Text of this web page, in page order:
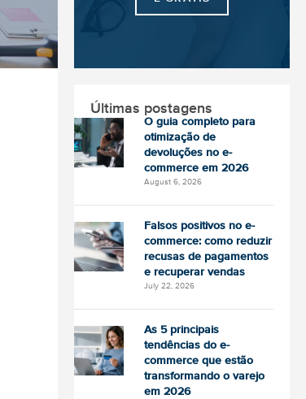
Últimas postagens
O guia completo para
otimização de
devoluções no e-
commerce em 2026
August 6, 2026
Falsos positivos no e-
commerce: como reduzir
recusas de pagamentos
e recuperar vendas
July 22, 2026
As 5 principais
tendências do e-
commerce que estão
transformando o varejo
em 2026